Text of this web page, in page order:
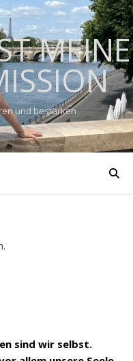
MEINE
und bestärken
sind wir selbst.